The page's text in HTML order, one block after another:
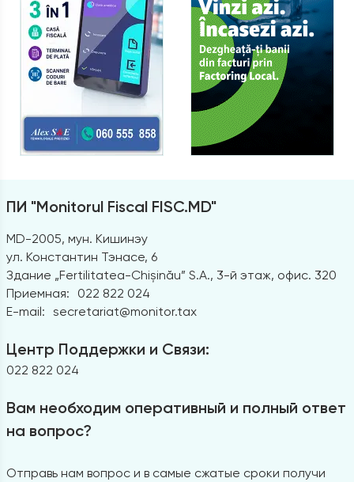
ПИ "Monitorul Fiscal FISC.MD"
MD-2005, мун. Кишинэу
ул. Константин Тэнасе, 6
Здание „Fertilitatea-Chișinău” S.A., 3-й этаж, офис. 320
Приемная:
022 822 024
E-mail: secretariat@monitor.tax
Центр Поддержки и Связи:
022 822 024
Вам необходим оперативный и полный ответ
на вопрос?
Отправь нам вопрос и в самые сжатые сроки получи